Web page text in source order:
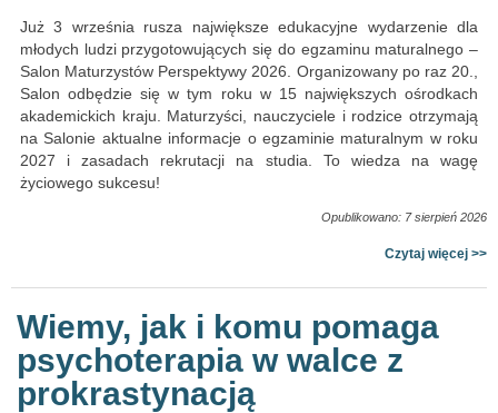
Już 3 września rusza największe edukacyjne wydarzenie dla
młodych ludzi przygotowujących się do egzaminu maturalnego –
Salon Maturzystów Perspektywy 2026. Organizowany po raz 20.,
Salon odbędzie się w tym roku w 15 największych ośrodkach
akademickich kraju. Maturzyści, nauczyciele i rodzice otrzymają
na Salonie aktualne informacje o egzaminie maturalnym w roku
2027 i zasadach rekrutacji na studia. To wiedza na wagę
życiowego sukcesu!
Opublikowano: 7 sierpień 2026
Czytaj więcej >>
Wiemy, jak i komu pomaga
psychoterapia w walce z
prokrastynacją